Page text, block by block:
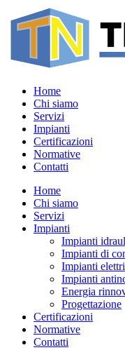
Home
Chi siamo
Servizi
Impianti
Certificazioni
Normative
Contatti
Home
Chi siamo
Servizi
Impianti
Impianti
Impianti di
Impianti
Impianti
Energia
Progettazione
Certificazioni
Normative
Contatti